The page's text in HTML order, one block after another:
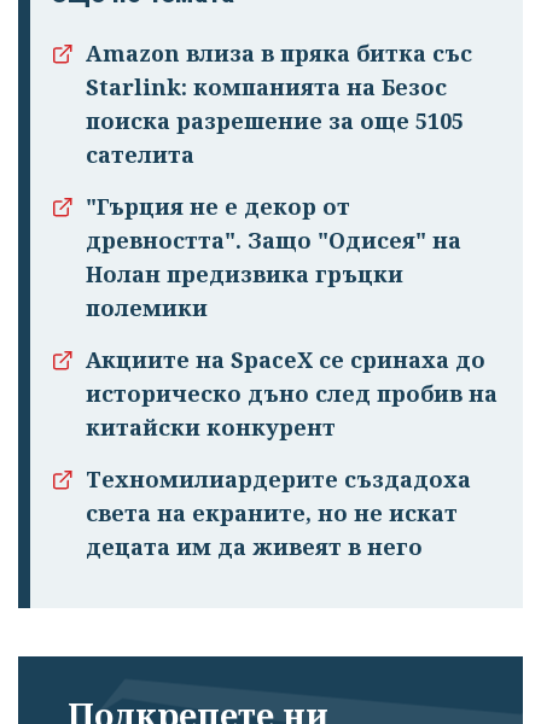
Amazon влиза в пряка битка със
Starlink: компанията на Безос
поиска разрешение за още 5105
сателита
"Гърция не е декор от
древността". Защо "Одисея" на
Нолан предизвика гръцки
полемики
Акциите на SpaceX се сринаха до
историческо дъно след пробив на
китайски конкурент
Техномилиардерите създадоха
света на екраните, но не искат
децата им да живеят в него